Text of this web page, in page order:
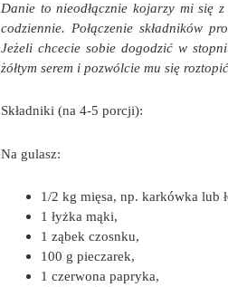
Danie to nieodłącznie kojarzy mi się
codziennie. Połączenie składników
Jeżeli chcecie sobie dogodzić w
żółtym serem i pozwólcie mu się
Składniki (na 4-5 porcji):
Na gulasz:
1/2 kg mięsa, np. karkówka lub
1 łyżka mąki,
1 ząbek czosnku,
100 g pieczarek,
1 czerwona papryka,